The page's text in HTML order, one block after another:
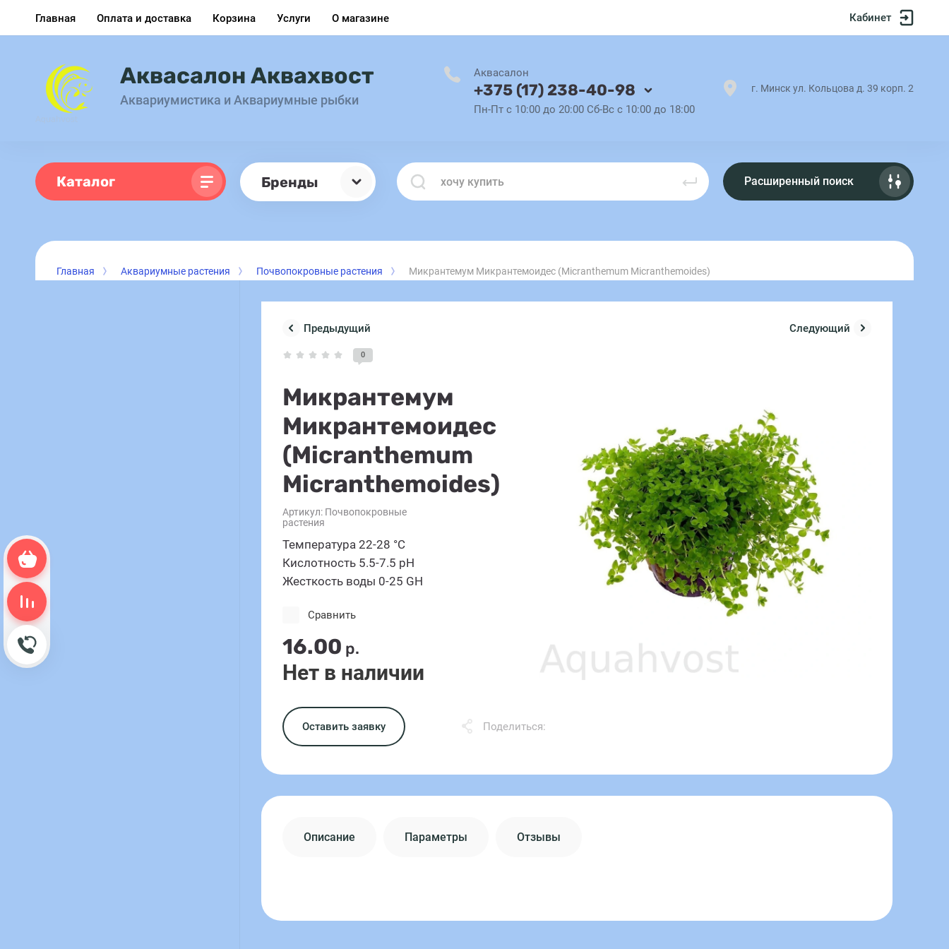
Корзина пуста
Обратный звонок
Главная Оплата и доставка Корзина Услуги О магазине Кабинет
Аквасалон Аквахвост
Аквариумистика и Аквариумные рыбки
Аквасалон
+375 (17) 238-40-98
Пн-Пт с 10:00 до 20:00 Сб-Вс с 10:00 до 18:00
г. Минск ул. Кольцова д. 39 корп. 2
Каталог Бренды Расширенный поиск
Главная Аквариумные растения Почвопокровные растения Микрантемум Микрантемоидес (Micranthemum Micranthemoides)
Предыдущий Следующий
0
Микрантемум
Микрантемоидес
(Micranthemum
Micranthemoides)
Артикул: Почвопокровные
растения
Температура 22-28 °C
Кислотность 5.5-7.5 pH
Жесткость воды 0-25 GH
16.00 р.
Нет в наличии
Сравнить
Оставить заявку Поделиться:
Описание Параметры Отзывы